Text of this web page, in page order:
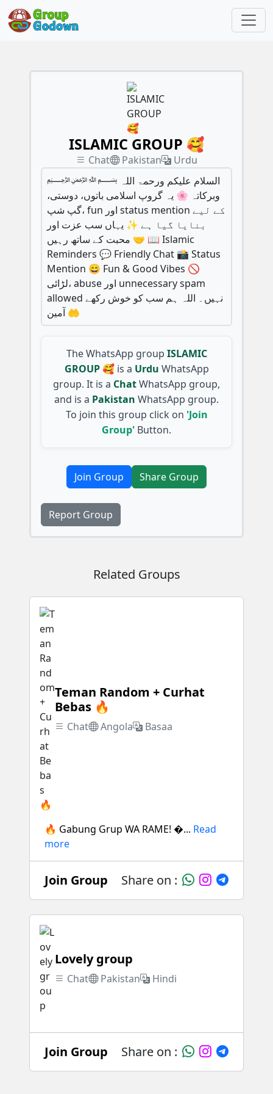
ISLAMIC GROUP 🥰
Chat Pakistan
Urdu
﷽ السلام علیکم ورحمۃ اللہ
وبرکاتہ 🌸 یہ گروپ اسلامی باتوں، دوستی،
گپ شپ، fun اور status mention کے لیے
بنایا گیا ہے ✨ یہاں سب عزت اور
محبت کے ساتھ رہیں 🤝 📖 Islamic
Reminders 💬 Friendly Chat 📸 Status
Mention 😄 Fun & Good Vibes 🚫
لڑائی، abuse اور unnecessary spam
allowed نہیں۔ اللہ ہم سب کو خوش رکھے
آمین 🤲
The WhatsApp group ISLAMIC
GROUP 🥰 is a Urdu WhatsApp
group. It is a ChatWhatsApp group,
and is a Pakistan WhatsApp group.
To join this group click on 'Join
Group' Button.
Join Group Share Group
Report Group
Related Groups
Teman Random + Curhat
Bebas 🔥
Chat Angola Basaa
🔥 Gabung Grup WA RAME! �... Read
more
Join Group Share on :
Lovely group
Chat Pakistan Hindi
Join Group Share on :